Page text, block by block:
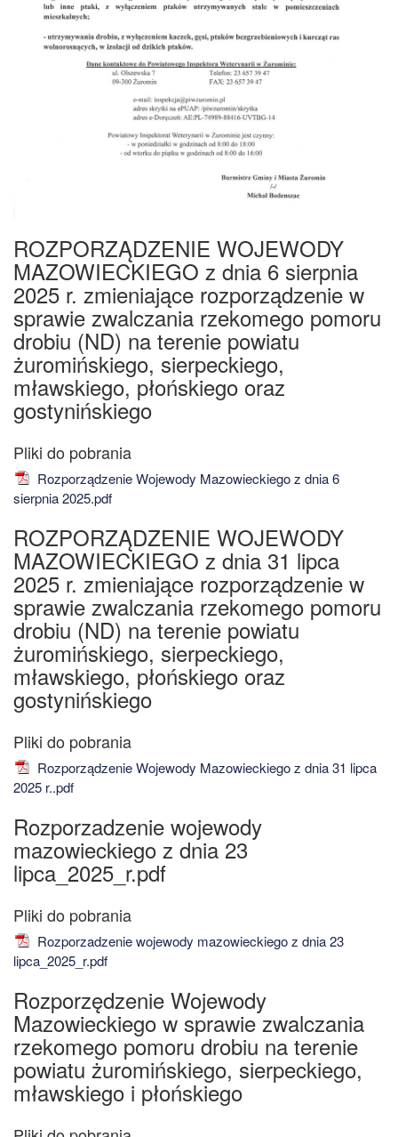
ROZPORZĄDZENIE WOJEWODY
MAZOWIECKIEGO z dnia 6 sierpnia
2025 r. zmieniające rozporządzenie w
sprawie zwalczania rzekomego pomoru
drobiu (ND) na terenie powiatu
żuromińskiego, sierpeckiego,
mławskiego, płońskiego oraz
gostynińskiego
Rozporządzenie Wojewody Mazowieckiego z dnia 6
sierpnia 2025.pdf
ROZPORZĄDZENIE WOJEWODY
MAZOWIECKIEGO z dnia 31 lipca
2025 r. zmieniające rozporządzenie w
sprawie zwalczania rzekomego pomoru
drobiu (ND) na terenie powiatu
żuromińskiego, sierpeckiego,
mławskiego, płońskiego oraz
gostynińskiego
Rozporządzenie Wojewody Mazowieckiego z dnia 31 lipca
2025 r..pdf
Rozporzadzenie wojewody
mazowieckiego z dnia 23
lipca_2025_r.pdf
Rozporzadzenie wojewody mazowieckiego z dnia 23
lipca_2025_r.pdf
Rozporzędzenie Wojewody
Mazowieckiego w sprawie zwalczania
rzekomego pomoru drobiu na terenie
powiatu żuromińskiego, sierpeckiego,
mławskiego i płońskiego